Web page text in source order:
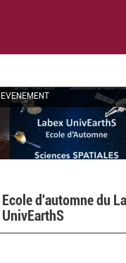
EVENEMENT
Ecole d'automne du
UnivEarthS